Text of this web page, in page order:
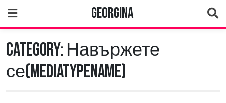
to
content
Georgina
Category: Навържете
се(MediaTypeName)